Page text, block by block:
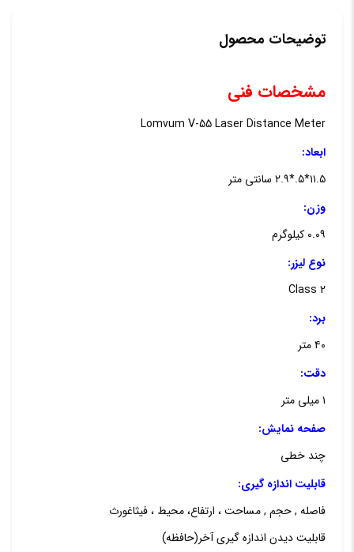
توضیحات محصول
مشخصات فنی
Lomvum V-55 Laser Distance Meter
ابعاد:
۱۱.۵*۵.*۲.۹ سانتی متر
وزن:
۰.۰۹ کیلوگرم
نوع لیزر:
Class 2
برد:
۴۰ متر
دقت:
۱ میلی متر
صفحه نمایش:
چند خطی
قابلیت اندازه گیری:
فاصله , حجم , مساحت ، ارتفاع، محیط ، فیثاغورث
قابلیت دیدن اندازه گیری آخر(حافظه)